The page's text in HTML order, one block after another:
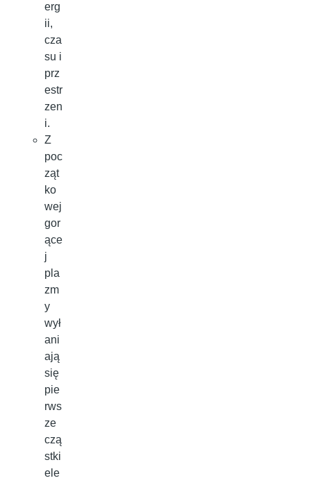
erg
ii,
cza
su i
prz
estr
zen
i.
Z
poc
ząt
ko
wej
gor
ące
j
pla
zm
y
wył
ani
ają
się
pie
rws
ze
czą
stki
ele